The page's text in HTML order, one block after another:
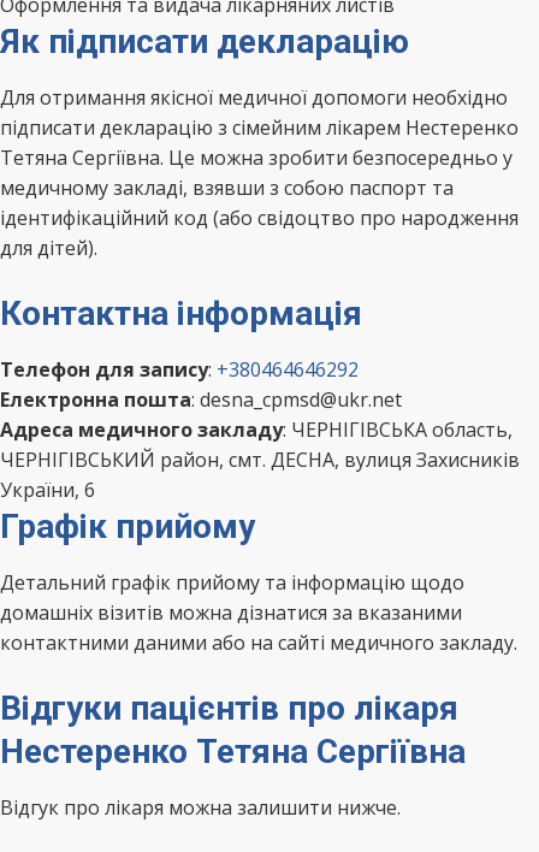
Як підписати декларацію
Для отримання якісної медичної допомоги необхідно
підписати декларацію з сімейним лікарем Нестеренко
Тетяна Сергіївна. Це можна зробити безпосередньо у
медичному закладі, взявши з собою паспорт та
ідентифікаційний код (або свідоцтво про народження
для дітей).
Контактна інформація
Телефон для запису: +380464646292
Електронна пошта: desna_cpmsd@ukr.net
Адреса медичного закладу: ЧЕРНІГІВСЬКА область,
ЧЕРНІГІВСЬКИЙ район, смт. ДЕСНА, вулиця Захисників
України, 6
Графік прийому
Детальний графік прийому та інформацію щодо
домашніх візитів можна дізнатися за вказаними
контактними даними або на сайті медичного закладу.
Відгуки пацієнтів про лікаря
Нестеренко Тетяна Сергіївна
Відгук про лікаря можна залишити нижче.